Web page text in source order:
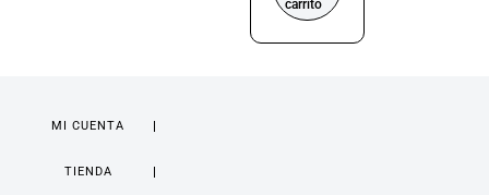
carrito
MI CUENTA
TIENDA